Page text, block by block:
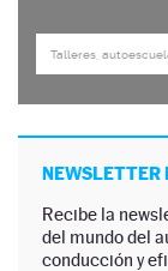
NEWSLETTER
Recibe la
del mundo del
conducción y